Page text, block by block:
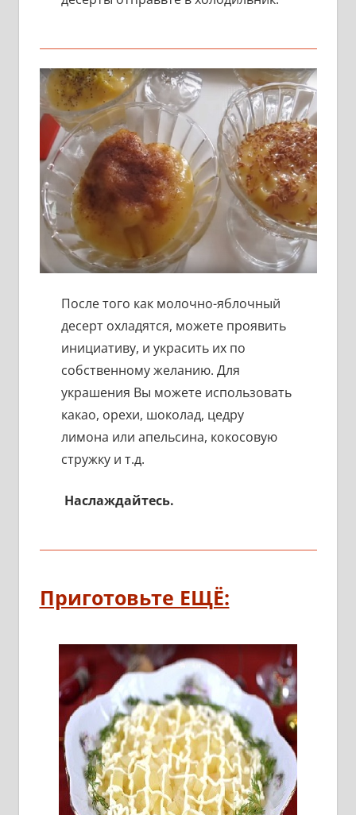
После того как молочно-яблочный
десерт охладятся, можете проявить
инициативу, и украсить их по
собственному желанию. Для
украшения Вы можете использовать
какао, орехи, шоколад, цедру
лимона или апельсина, кокосовую
стружку и т.д.
Наслаждайтесь.
Приготовьте ЕЩЁ: